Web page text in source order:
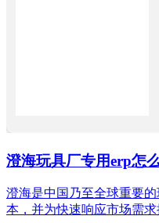
澄海玩具厂专用erp怎
澄海是中国乃至全球重要
本，并为快速响应市场需求